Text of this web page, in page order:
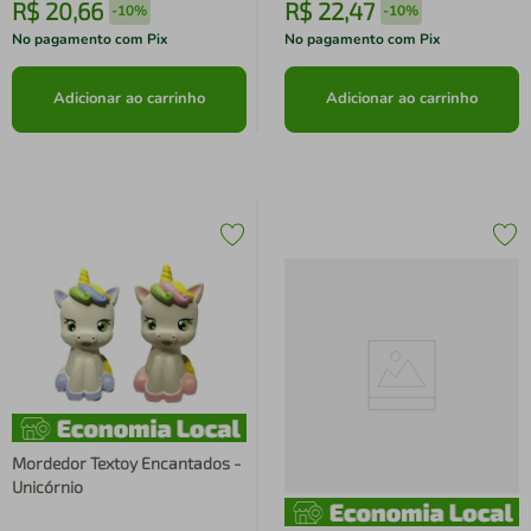
R$ 20,66 -10%
No pagamento com Pix
Adicionar ao carrinho
R$ 22,47 -10%
No pagamento com Pix
Adicionar ao carrinho
Mordedor Textoy Encantados -
Unicórnio